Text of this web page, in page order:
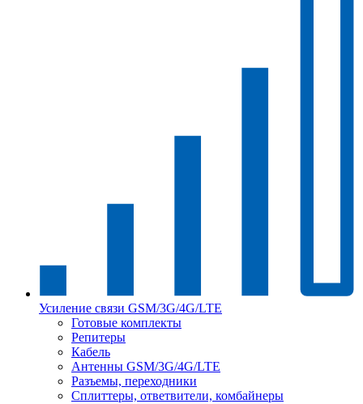
Усиление связи GSM/3G/4G/LTE
Готовые комплекты
Репитеры
Кабель
Антенны GSM/3G/4G/LTE
Разъемы, переходники
Сплиттеры, ответвители, комбайнеры